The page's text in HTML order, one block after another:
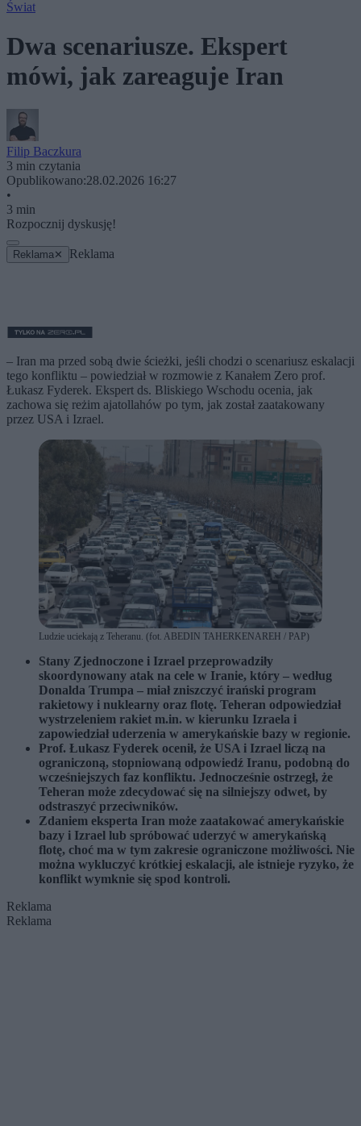
Świat
Dwa scenariusze. Ekspert
mówi, jak zareaguje Iran
Filip Baczkura
3 min czytania
Opublikowano:28.02.2026 16:27
•
3 min
Rozpocznij dyskusję!
Reklama ✕ Reklama
– Iran ma przed sobą dwie ścieżki, jeśli chodzi o scenariusz eskalacji
tego konfliktu – powiedział w rozmowie z Kanałem Zero prof.
Łukasz Fyderek. Ekspert ds. Bliskiego Wschodu ocenia, jak
zachowa się reżim ajatollahów po tym, jak został zaatakowany
przez USA i Izrael.
Ludzie uciekają z Teheranu. (fot. ABEDIN TAHERKENAREH / PAP)
Stany Zjednoczone i Izrael przeprowadziły
skoordynowany atak na cele w Iranie, który – według
Donalda Trumpa – miał zniszczyć irański program
rakietowy i nuklearny oraz flotę. Teheran odpowiedział
wystrzeleniem rakiet m.in. w kierunku Izraela i
zapowiedział uderzenia w amerykańskie bazy w regionie.
Prof. Łukasz Fyderek ocenił, że USA i Izrael liczą na
ograniczoną, stopniowaną odpowiedź Iranu, podobną do
wcześniejszych faz konfliktu. Jednocześnie ostrzegł, że
Teheran może zdecydować się na silniejszy odwet, by
odstraszyć przeciwników.
Zdaniem eksperta Iran może zaatakować amerykańskie
bazy i Izrael lub spróbować uderzyć w amerykańską
flotę, choć ma w tym zakresie ograniczone możliwości. Nie
można wykluczyć krótkiej eskalacji, ale istnieje ryzyko, że
konflikt wymknie się spod kontroli.
Reklama
Reklama